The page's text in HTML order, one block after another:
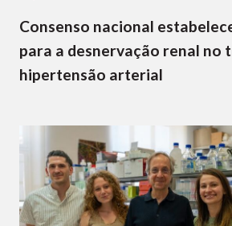
Consenso nacional
para a desnervação renal no
hipertensão arterial